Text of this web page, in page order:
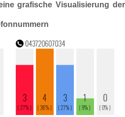
grafische Visualisierung der